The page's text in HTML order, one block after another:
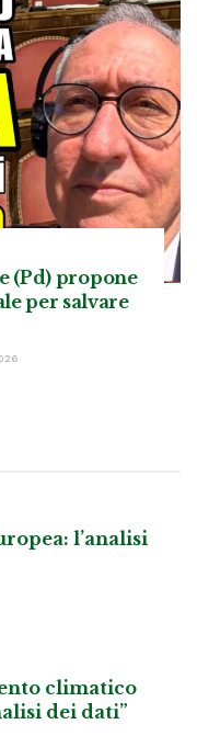
(Pd) propone
per salvare
l’analisi
climatico
dei dati”